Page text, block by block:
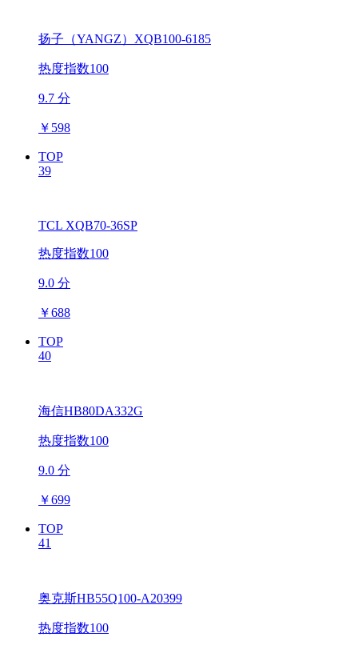
扬子（YANGZ）XQB100-6185
热度指数100
9.7 分
￥ 598
TOP
39
TCL XQB70-36SP
热度指数100
9.0 分
￥688
TOP
40
海信HB80DA332G
热度指数100
9.0 分
￥699
TOP
41
奥克斯HB55Q100-A20399
热度指数100